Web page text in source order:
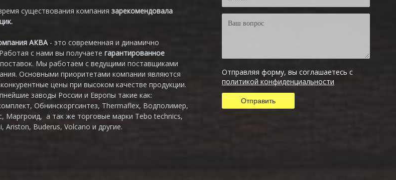
существования компания зарекомендовала
АКВА - это современная и динамично
с нами вы получаете гарантированное
Мы работаем с ведущими поставщиками
Основными приоритетами компании являются
цены при высоком качестве продукции.
заводы России и Европы такие как:
Обнинскоргсинтез, Thermaflex, Водполимер,
Маргроид, а так же торговые марки Tebo technics,
Ariston, Buderus, Volcano и другие.
Отправляя форму, вы соглашаетесь с
политикой конфиденциальности